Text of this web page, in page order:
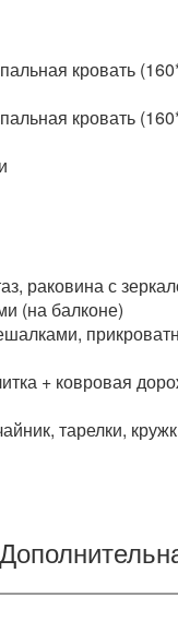
кровать
кровать
раковина с
(на балконе)
+ ковровая
тарелки,